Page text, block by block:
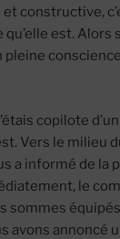
constructive,
est. Alors
pleine
copilote
Vers le milieu
a informé de la
le
sommes
avons annoncé